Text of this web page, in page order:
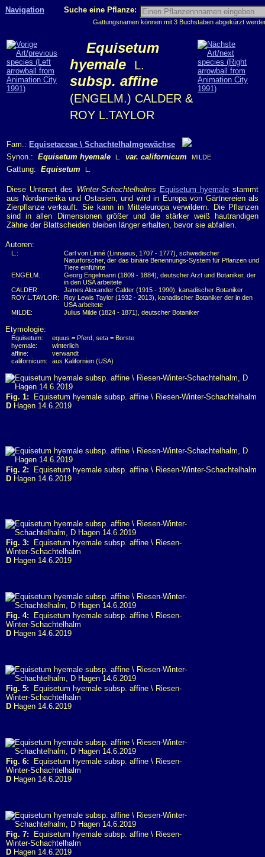
Navigation Suche eine Pflanze:
Gattungsnamen können mit 3 Buchstaben abgekürzt
Equisetum
hyemale
L.
subsp. affine
(ENGELM.) CALDER &
ROY L.TAYLOR
Fam.: Equisetaceae \ Schachtelhalmgewächse
Synon.: Equisetum hyemale L. var. californicum MILDE
Gattung: Equisetum L.
Diese Unterart des Winter-Schachtelhalms Equisetum hyemalestammt
aus Nordamerika und Ostasien, und wird in Europa von Gärtnereien als
Zierpflanze verkauft. Sie kann in Mitteleuropa verwildern. Die Pflanzen
sind in allen Dimensionen größer und die stärker weiß hautrandigen
Zähne der Blattscheiden bleiben länger erhalten, bevor sie abfallen.
Autoren:
L.:
Carl von Linné (Linnaeus, 1707 - 1777), schwedischer
Naturforscher, der das binäre Benennungs-System für Pflanzen und
Tiere einführte
ENGELM.:
Georg Engelmann (1809 - 1884), deutscher Arzt und Botaniker, der
in den USA arbeitete
CALDER:
James Alexander Calder (1915 - 1990), kanadischer Botaniker
ROY L.TAYLOR:
Roy Lewis Taylor (1932 - 2013), kanadischer Botaniker der in den
USA arbeitete
MILDE:
Julius Milde (1824 - 1871), deutscher Botaniker
Etymologie:
Equisetum:
equus = Pferd, seta = Borste
hyemale:
winterlich
affine:
verwandt
californicum:
aus Kalifornien (USA)
Fig. 1: Equisetum hyemale subsp. affine \ Riesen-Winter-Schachtelhalm
D Hagen 14.6.2019
Fig. 2: Equisetum hyemale subsp. affine \ Riesen-Winter-Schachtelhalm
D Hagen 14.6.2019
Fig. 3: Equisetum hyemale subsp. affine \ Riesen-
Winter-Schachtelhalm
D Hagen 14.6.2019
Fig. 4: Equisetum hyemale subsp. affine \ Riesen-
Winter-Schachtelhalm
D Hagen 14.6.2019
Fig. 5: Equisetum hyemale subsp. affine \ Riesen-
Winter-Schachtelhalm
D Hagen 14.6.2019
Fig. 6: Equisetum hyemale subsp. affine \ Riesen-
Winter-Schachtelhalm
D Hagen 14.6.2019
Fig. 7: Equisetum hyemale subsp. affine \ Riesen-
Winter-Schachtelhalm
D Hagen 14.6.2019